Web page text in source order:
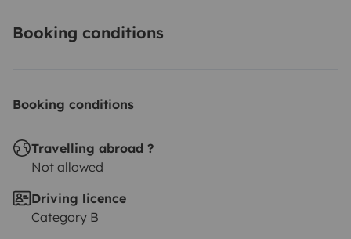
Booking conditions
Booking conditions
Travelling abroad ?
Not allowed
Driving licence
Category B